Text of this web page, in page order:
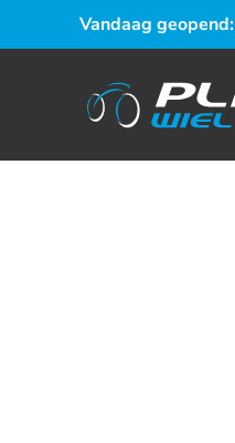
Vandaag geopend: